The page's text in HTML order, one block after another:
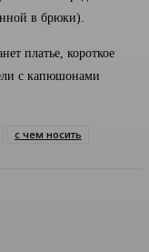
в брюки).
платье, короткое
с капюшонами
с чем носить